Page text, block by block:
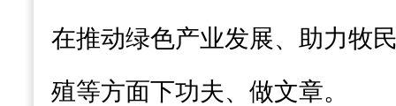
在推动绿色产业发展、助力牧
殖等方面下功夫、做文章。